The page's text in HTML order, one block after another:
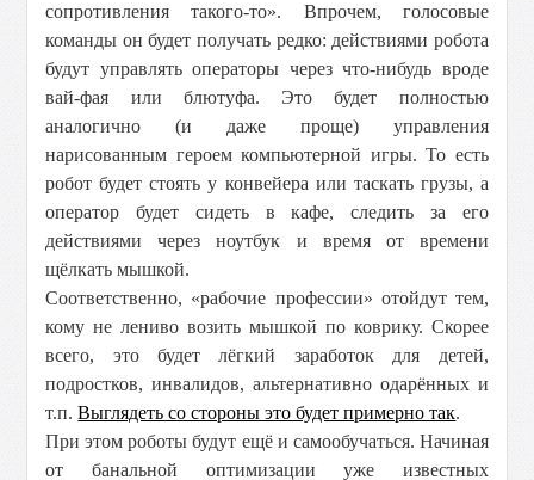
сопротивления такого-то». Впрочем, голосовые
команды он будет получать редко: действиями робота
будут управлять операторы через что-нибудь вроде
вай-фая или блютуфа. Это будет полностью
аналогично (и даже проще) управления
нарисованным героем компьютерной игры. То есть
робот будет стоять у конвейера или таскать грузы, а
оператор будет сидеть в кафе, следить за его
действиями через ноутбук и время от времени
щёлкать мышкой.
Соответственно, «рабочие профессии» отойдут тем,
кому не лениво возить мышкой по коврику. Скорее
всего, это будет лёгкий заработок для детей,
подростков, инвалидов, альтернативно одарённых и
т.п.Выглядеть со стороны это будет примерно так.
При этом роботы будут ещё и самообучаться. Начиная
от банальной оптимизации уже известных